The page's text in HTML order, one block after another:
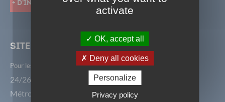
+ d'infos
Site avenir
Pour les 6ème, 7ème, 14ème, 15ème et 16ème arrondissements.
24/26 rue de Châtillon - 75014 Paris
Métro Alésia
activate
OK, accept all
Deny all cookies
Personalize
Privacy policy